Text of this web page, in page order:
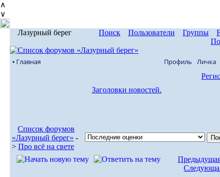
∧
∨
Лазурный берег Поиск Пользователи Группы
⦁ Главная Профиль Личка
Заголовки новостей.
Список форумов
«Лазурный берег» -
> Про всё на свете